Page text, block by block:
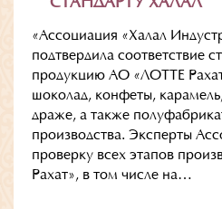
СТАНДАРТУ ХАЛАЛ
«Ассоциация «Халал
подтвердила соответствие
продукцию АО «ЛОТТЕ
шоколад, конфеты,
драже, а также
производства. Эксперты
проверку всех этапов
Рахат», в том числе на…